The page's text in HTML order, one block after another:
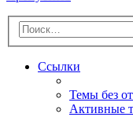
Ссылки
Темы без
Активные